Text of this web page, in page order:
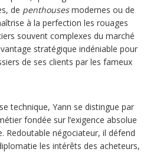
de penthousesmodernes ou de
à la perfection les rouages
souvent complexes du marché
stratégique indéniable pour
de ses clients par les fameux
technique, Yann se distingue par
fondée sur l’exigence absolue
Redoutable négociateur, il défend
les intérêts des acheteurs,